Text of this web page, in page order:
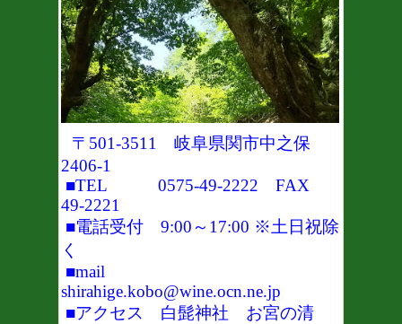
〒501-3511 岐阜県関市中之保
2406-1
■TEL 0575-49-2222 FAX
49-2221
■電話受付 9:00～17:00 ※土日祝除
く
■mail
shirahige.kobo@wine.ocn.ne.jp
■アクセス 白髭神社 お宮の清